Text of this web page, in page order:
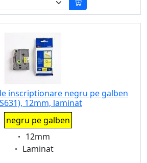
inscriptionare negru pe galben
12mm, laminat
negru pe galben
Eigenschaft:
12mm
Eigenschaft:
Laminat